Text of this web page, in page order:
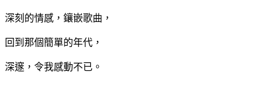
深刻的情感，鑲嵌歌曲，
回到那個簡單的年代，
深邃，令我感動不已。